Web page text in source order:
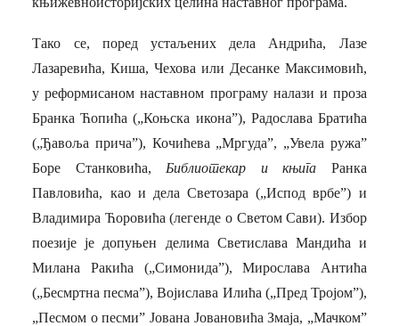
Тако се, поред устаљених дела Андрића, Лазе
Лазаревића, Киша, Чехова или Десанке Максимовић,
у реформисаном наставном програму налази и проза
Бранка Ћопића („Коњска икона”), Радослава Братића
(„Ђавоља прича”), Кочићева „Мргуда”, „Увела ружа”
Боре Станковића, Библиотекар и књига Ранка
Павловића, као и дела Светозара („Испод врбе”) и
Владимира Ћоровића (легенде о Светом Сави). Избор
поезије је допуњен делима Светислава Мандића и
Милана Ракића („Симонида”), Мирослава Антића
(„Бесмртна песма”), Војислава Илића („Пред Тројом”),
„Песмом о песми” Јована Јовановића Змаја, „Мачком”